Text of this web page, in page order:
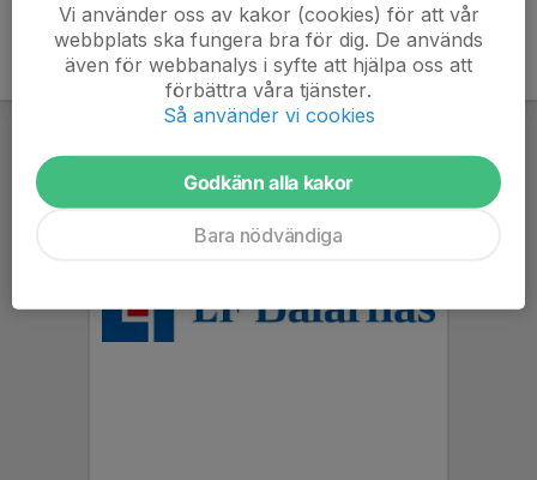
Vi använder oss av kakor (cookies) för att vår
webbplats ska fungera bra för dig. De används
även för webbanalys i syfte att hjälpa oss att
förbättra våra tjänster.
Så använder vi cookies
Godkänn alla kakor
Bara nödvändiga